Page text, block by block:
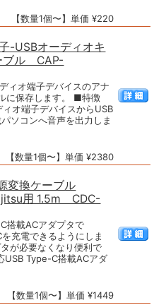
【数量1個〜】単価 ¥220
-USBオーディオキ
ブル CAP-
ィオ端子デバイスのアナ
に保存します。 ■特徴
オ端子デバイスからUSB
ソコンへ音声を出力しま
【数量1個〜】単価 ¥2380
変換ケーブル
用 1.5m CDC-
搭載ACアダプタで
充電できるようにしま
が必要なくなり便利で
USB Type-C搭載ACアダ
【数量1個〜】単価 ¥1449